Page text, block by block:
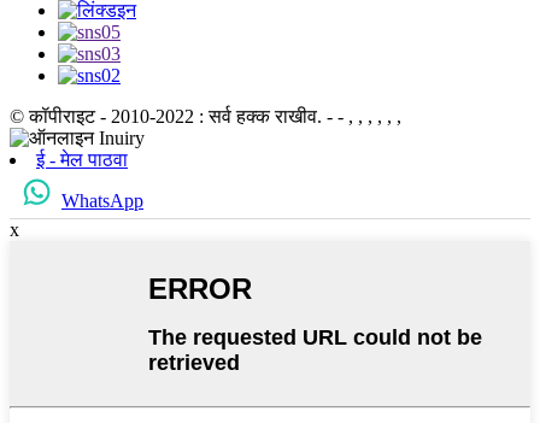
© कॉपीराइट - 2010-2022 : सर्व हक्क राखीव. - - , , , , , ,
ई - मेल पाठवा
WhatsApp
x